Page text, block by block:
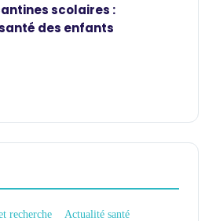
scolaires :
des enfants
recherche
Actualité santé